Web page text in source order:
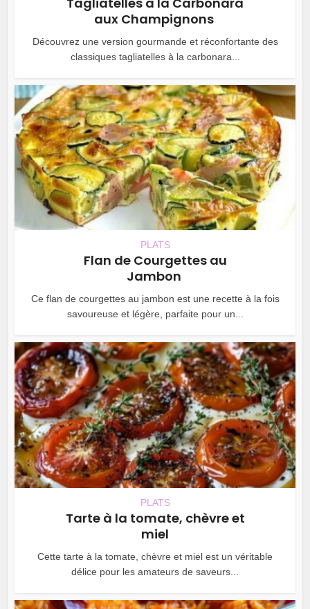
aux Champignons
Découvrez une version gourmande et réconfortante des
classiques tagliatelles à la carbonara...
PLATS
Flan de Courgettes au
Jambon
Ce flan de courgettes au jambon est une recette à la fois
savoureuse et légère, parfaite pour un...
PLATS
Tarte à la tomate, chèvre et
miel
Cette tarte à la tomate, chèvre et miel est un véritable
délice pour les amateurs de saveurs...